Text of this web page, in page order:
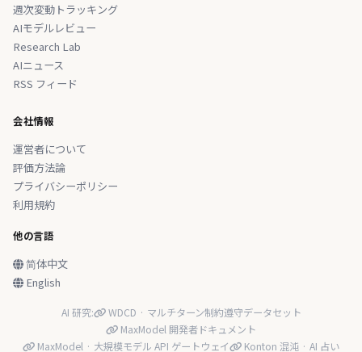
週次変動トラッキング
AIモデルレビュー
Research Lab
AIニュース
RSS フィード
会社情報
運営者について
評価方法論
プライバシーポリシー
利用規約
他の言語
简体中文
English
AI 研究:
WDCD · マルチターン制約遵守データセット
MaxModel 開発者ドキュメント
MaxModel · 大規模モデル API ゲートウェイ
Konton 混沌 · AI 占い